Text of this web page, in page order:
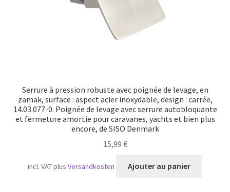
Serrure à pression robuste avec poignée de levage, en
zamak, surface : aspect acier inoxydable, design : carrée,
14.03.077-0. Poignée de levage avec serrure autobloquante
et fermeture amortie pour caravanes, yachts et bien plus
encore, de SISO Denmark
15,99 €
incl. VATplusVersandkosten Ajouter au panier